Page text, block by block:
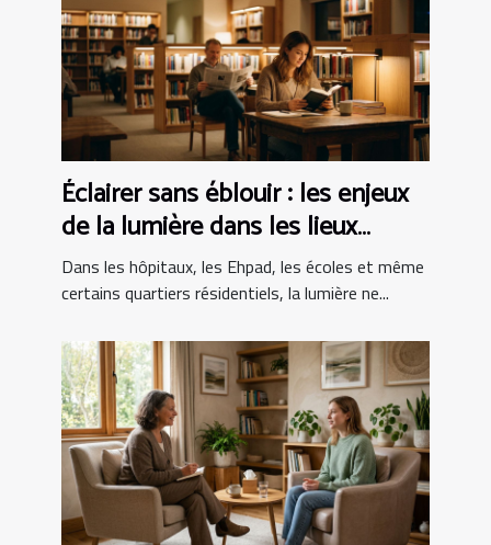
Éclairer sans éblouir : les enjeux
de la lumière dans les lieux
sensibles
Dans les hôpitaux, les Ehpad, les écoles et même
certains quartiers résidentiels, la lumière ne...